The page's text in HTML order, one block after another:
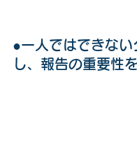
●一人ではできない
し、報告の重要性